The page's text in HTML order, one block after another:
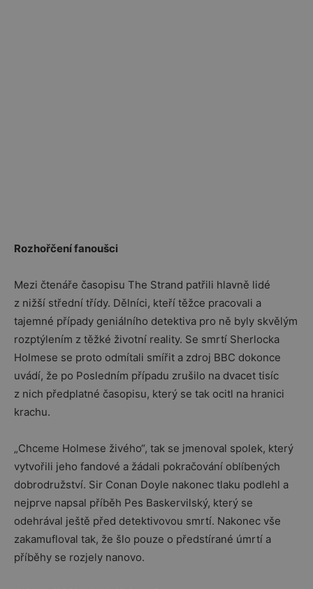
Rozhořčení fanoušci
Mezi čtenáře časopisu The Strand patřili hlavně lidé
z nižší střední třídy. Dělníci, kteří těžce pracovali a
tajemné případy geniálního detektiva pro ně byly skvělým
rozptýlením z těžké životní reality. Se smrtí Sherlocka
Holmese se proto odmítali smířit a zdroj BBC dokonce
uvádí, že po Posledním případu zrušilo na dvacet tisíc
z nich předplatné časopisu, který se tak ocitl na hranici
krachu.
„Chceme Holmese živého“, tak se jmenoval spolek, který
vytvořili jeho fandové a žádali pokračování oblíbených
dobrodružství. Sir Conan Doyle nakonec tlaku podlehl a
nejprve napsal příběh Pes Baskervilský, který se
odehrával ještě před detektivovou smrtí. Nakonec vše
zakamufloval tak, že šlo pouze o předstírané úmrtí a
příběhy se rozjely nanovo.